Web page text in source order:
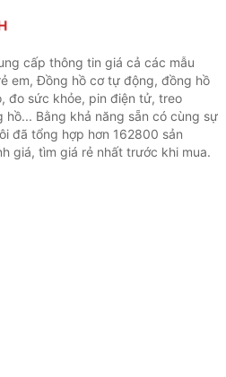
cấp thông tin giá cả các mẫu
em, Đồng hồ cơ tự động, đồng hồ
đo sức khỏe, pin điện tử, treo
Bằng khả năng sẵn có cùng sự
đã tổng hợp hơn 162800 sản
giá, tìm giá rẻ nhất trước khi mua.